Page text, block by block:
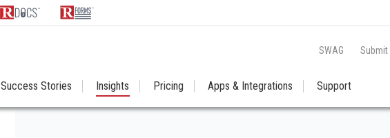
SWAG Submit
Success Stories Insights Pricing Apps & Integrations Support